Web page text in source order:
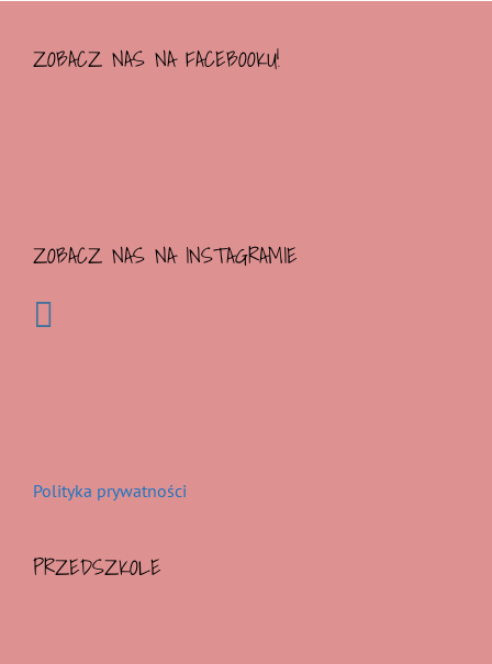
ZOBACZ NAS NA FACEBOOKU!
ZOBACZ NAS NA INSTAGRAMIE
Polityka prywatności
PRZEDSZKOLE